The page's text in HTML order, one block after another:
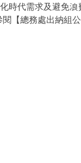
時代需求及避免
閱【總務處出納組公